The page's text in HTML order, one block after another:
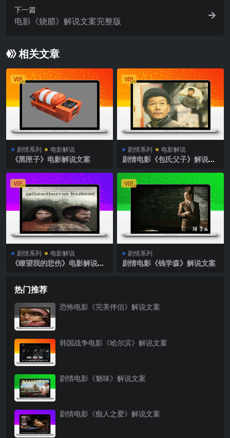
下一篇
电影《烧腊》解说文案完整版
相关文章
VIP
剧情系列 电影解说
《黑匣子》电影解说文案
VIP
剧情系列 电影解说
剧情电影《包氏父子》解说文
VIP
剧情系列 电影解说
《瞭望我的悲伤》电影解说文
VIP
剧情系列
剧情电影《钱学森》解说文案
热门推荐
恐怖电影《完美伴侣》解说文案
韩国战争电影《哈尔滨》解说文案
剧情电影《魅味》解说文案
剧情电影《痴人之爱》解说文案